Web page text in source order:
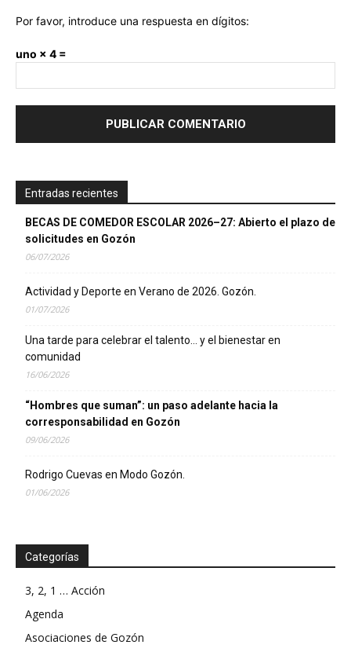
Por favor, introduce una respuesta en dígitos:
uno × 4 =
Entradas recientes
BECAS DE COMEDOR ESCOLAR 2026–27: Abierto el plazo de
solicitudes en Gozón
06/07/2026
Actividad y Deporte en Verano de 2026. Gozón.
01/07/2026
Una tarde para celebrar el talento… y el bienestar en
comunidad
16/06/2026
“Hombres que suman”: un paso adelante hacia la
corresponsabilidad en Gozón
09/06/2026
Rodrigo Cuevas en Modo Gozón.
01/06/2026
Categorías
3, 2, 1 … Acción
Agenda
Asociaciones de Gozón